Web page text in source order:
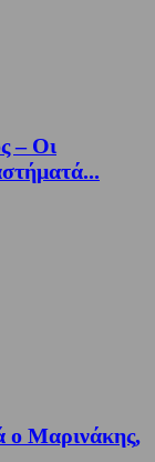
– Οι
ο Μαρινάκης,